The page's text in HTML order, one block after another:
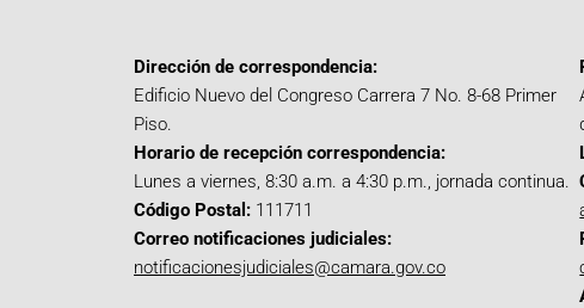
Dirección de correspondencia:
Edificio Nuevo del Congreso Carrera 7 No. 8-68 Primer
Piso.
Horario de recepción correspondencia:
Lunes a viernes, 8:30 a.m. a 4:30 p.m., jornada continua.
Código Postal: 111711
Correo notificaciones judiciales:
notificacionesjudiciales@camara.gov.co